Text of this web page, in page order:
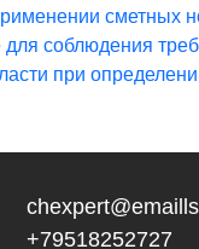
сметных
соблюдения
при
+79518252727